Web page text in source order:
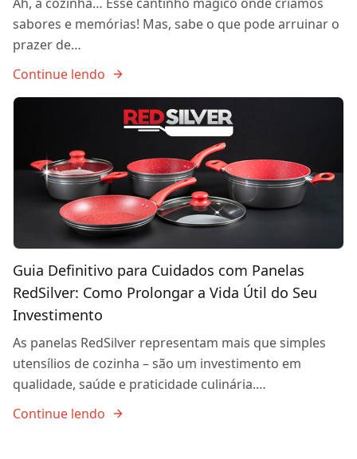
sabores e memórias! Mas, sabe o que pode arruinar o
prazer de…
Continue lendo
Guia Definitivo para Cuidados com Panelas
RedSilver: Como Prolongar a Vida Útil do Seu
Investimento
As panelas RedSilver representam mais que simples
utensílios de cozinha – são um investimento em
qualidade, saúde e praticidade culinária.…
Continue lendo